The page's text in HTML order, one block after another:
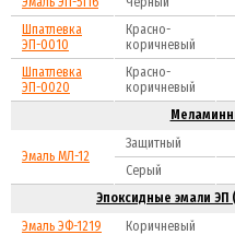
Шпатлевка
ЭП-0010
Красно-
коричневый
Шпатлевка
ЭП-0020
Красно-
коричневый
Эмаль МЛ-12
Защитный
Серый
Эпоксидные эмали ЭП
Эмаль ЭФ-1219
Коричневый